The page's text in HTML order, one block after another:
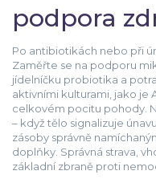
podpora
Po antibiotikách nebo při
Zaměřte se na podporu
jídelníčku probiotika a
aktivními kulturami, jako je
celkovém pocitu pohody.
– když tělo signalizuje
zásoby správně
doplňky. Správná strava,
základní zbraně proti